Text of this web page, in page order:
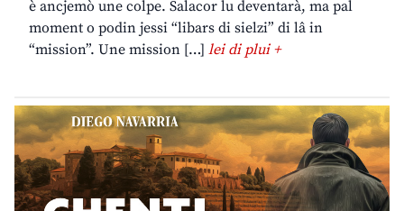
è ancjemò une colpe. Salacor lu deventarà, ma pal
moment o podin jessi “libars di sielzi” di lâ in
“mission”. Une mission […] lei di plui +